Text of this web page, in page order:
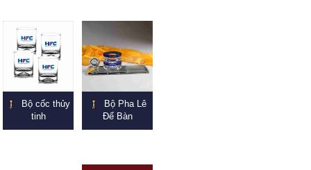
Bộ cốc thủy
tinh
Bộ Pha Lê
Để Bàn